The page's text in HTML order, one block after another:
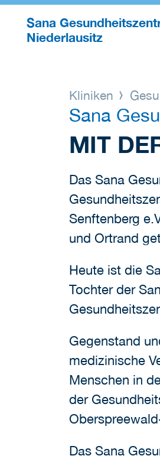
Sana
Niederlausitz
Kliniken
Sana
MIT
Das Sana
Senftenberg
und Ortrand
Heute ist die
Tochter der
Gegenstand
medizinische
Menschen in
der
Das Sana